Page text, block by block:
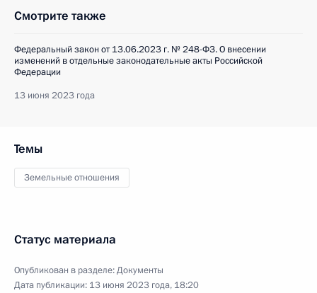
Смотрите также
Федеральный закон от 13.06.2023 г. № 248-ФЗ. О внесении
изменений в отдельные законодательные акты Российской
Федерации
13 июня 2023 года
Темы
Земельные отношения
Статус материала
Опубликован в разделе:Документы
Дата публикации: 13 июня 2023 года, 18:20